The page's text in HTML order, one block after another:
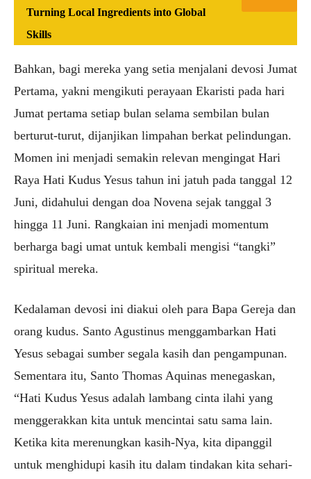
Turning Local Ingredients into Global
Skills
Bahkan, bagi mereka yang setia menjalani devosi Jumat
Pertama, yakni mengikuti perayaan Ekaristi pada hari
Jumat pertama setiap bulan selama sembilan bulan
berturut-turut, dijanjikan limpahan berkat pelindungan.
Momen ini menjadi semakin relevan mengingat Hari
Raya Hati Kudus Yesus tahun ini jatuh pada tanggal 12
Juni, didahului dengan doa Novena sejak tanggal 3
hingga 11 Juni. Rangkaian ini menjadi momentum
berharga bagi umat untuk kembali mengisi “tangki”
spiritual mereka.
Kedalaman devosi ini diakui oleh para Bapa Gereja dan
orang kudus. Santo Agustinus menggambarkan Hati
Yesus sebagai sumber segala kasih dan pengampunan.
Sementara itu, Santo Thomas Aquinas menegaskan,
“Hati Kudus Yesus adalah lambang cinta ilahi yang
menggerakkan kita untuk mencintai satu sama lain.
Ketika kita merenungkan kasih-Nya, kita dipanggil
untuk menghidupi kasih itu dalam tindakan kita sehari-